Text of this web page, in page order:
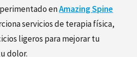
enAmazing Spine
servicios de terapia física,
ligeros para mejorar tu
dolor.